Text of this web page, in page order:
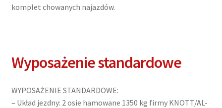
komplet chowanych najazdów.
Wyposażenie standardowe
WYPOSAŻENIE STANDARDOWE:
– Układ jezdny: 2 osie hamowane 1350 kg firmy KNOTT/AL-